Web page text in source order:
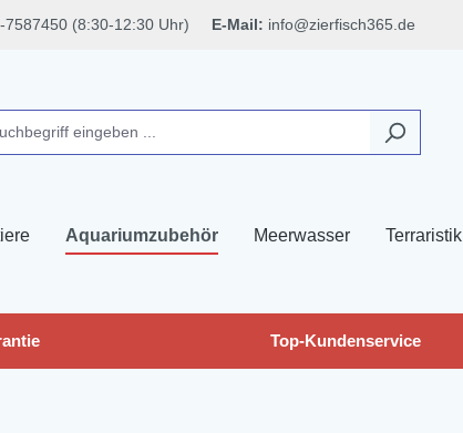
7587450 (8:30-12:30 Uhr) E-Mail: info@zierfisch365.de
Aquariumzubehör Meerwasser Terraristik
Top-Kundenservice